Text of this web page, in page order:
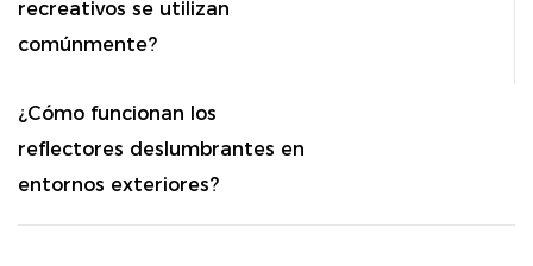
recreativos se utilizan
comúnmente?
¿Cómo funcionan los
reflectores deslumbrantes en
entornos exteriores?